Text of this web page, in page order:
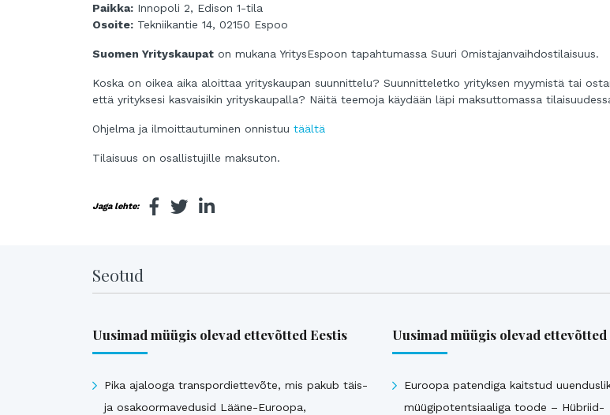
Paikka: Innopoli 2, Edison 1-tila
Osoite: Tekniikantie 14, 02150 Espoo
Suomen Yrityskaupat on mukana YritysEspoon tapahtumassa Suuri Omistajanvaihdostilaisuus.
Koska on oikea aika aloittaa yrityskaupan suunnittelu? Suunnitteletko yrityksen myymistä tai
että yrityksesi kasvaisikin yrityskaupalla? Näitä teemoja käydään läpi maksuttomassa
Ohjelma ja ilmoittautuminen onnistuu täältä
Tilaisuus on osallistujille maksuton.
Jaga lehte:
Seotud
Uusimad müügis olevad ettevõtted Eestis
Pika ajalooga transpordiettevõte, mis pakub täis-
ja osakoormavedusid Lääne-Euroopa,
Uusimad müügis olevad ettevõtted
Euroopa patendiga kaitstud
müügipotentsiaaliga toode – Hübriid-